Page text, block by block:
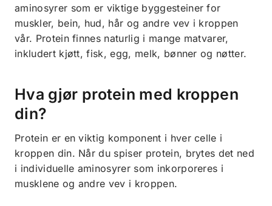
aminosyrer som er viktige byggesteiner for
muskler, bein, hud, hår og andre vev i kroppen
vår. Protein finnes naturlig i mange matvarer,
inkludert kjøtt, fisk, egg, melk, bønner og nøtter.
Hva gjør protein med kroppen
din?
Protein er en viktig komponent i hver celle i
kroppen din. Når du spiser protein, brytes det ned
i individuelle aminosyrer som inkorporeres i
musklene og andre vev i kroppen.